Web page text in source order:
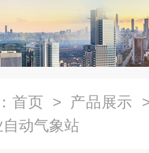
首页 > 产品展示
动气象站